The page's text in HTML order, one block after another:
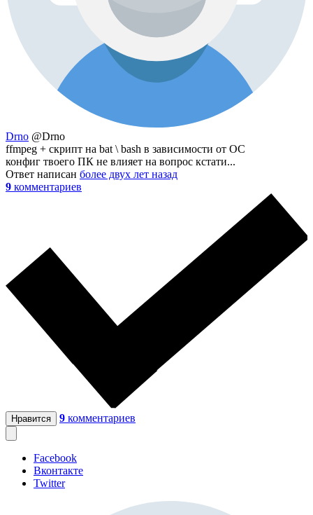
Drno @Drno
ffmpeg + скрипт на bat \ bash в зависимости от ОС
конфиг твоего ПК не влияет на вопрос кстати...
Ответ написан более двух лет назад
9 комментариев
Нравится 9 комментариев
Facebook
Вконтакте
Twitter